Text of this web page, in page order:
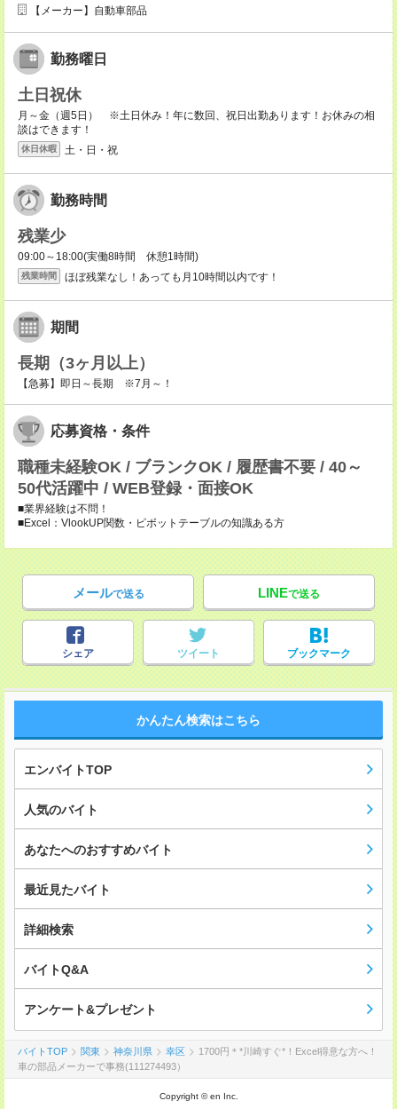
【メーカー】自動車部品
勤務曜日
土日祝休
月～金（週5日） ※土日休み！年に数回、祝日出勤あります！お休みの相
談はできます！
休日休暇 土・日・祝
勤務時間
残業少
09:00～18:00(実働8時間 休憩1時間)
残業時間 ほぼ残業なし！あっても月10時間以内です！
期間
長期（3ヶ月以上）
【急募】即日～長期 ※7月～！
応募資格・条件
職種未経験OK / ブランクOK / 履歴書不要 / 40～
50代活躍中 / WEB登録・面接OK
■業界経験は不問！
■Excel：VlookUP関数・ピボットテーブルの知識ある方
メールで送る LINEで送る
シェア ツイート ブックマーク
かんたん検索はこちら
エンバイトTOP
人気のバイト
あなたへのおすすめバイト
最近見たバイト
詳細検索
バイトQ&A
アンケート&プレゼント
バイトTOP 関東 神奈川県 幸区
1700円＊*川崎すぐ*！Excel得意な方へ！
車の部品メーカーで事務(111274493）
Copyright © en Inc.